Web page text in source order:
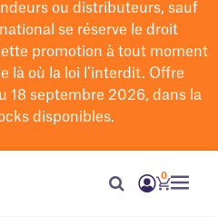
ou distributeurs, sauf
se réserve le droit
promotion à tout moment
là où la loi l’interdit. Offre
18 septembre 2026, dans la
disponibles.
0